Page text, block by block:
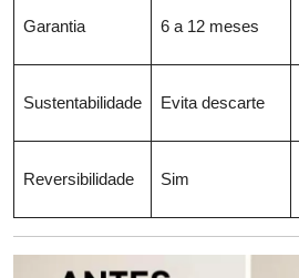
Garantia 6 a 12 meses
Sustentabilidade Evita descarte
Reversibilidade Sim